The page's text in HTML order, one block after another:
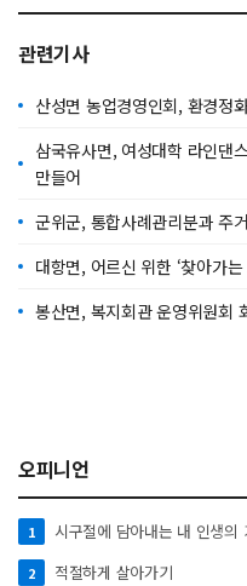
관련기사
산성면 농업경영인회, 환경정
삼국유사면, 여성대학 라인댄
만들어
군위군, 통합사례관리분과 주
대항면, 어르신 위한 ‘찾아가
봉산면, 복지회관 운영위원회
오피니언
1 시구절에 담아내는 내 인생
2 적절하게 살아가기